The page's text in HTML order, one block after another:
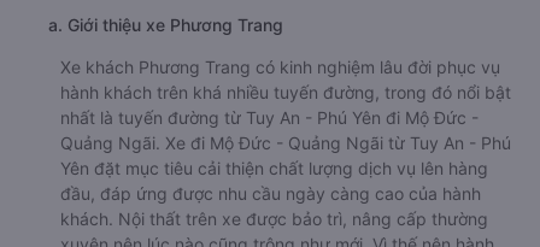
a. Giới thiệu xe Phương Trang
Xe khách Phương Trang có kinh nghiệm lâu đời phục vụ
hành khách trên khá nhiều tuyến đường, trong đó nổi bật
nhất là tuyến đường từ Tuy An - Phú Yên đi Mộ Đức -
Quảng Ngãi. Xe đi Mộ Đức - Quảng Ngãi từ Tuy An - Phú
Yên đặt mục tiêu cải thiện chất lượng dịch vụ lên hàng
đầu, đáp ứng được nhu cầu ngày càng cao của hành
khách. Nội thất trên xe được bảo trì, nâng cấp thường